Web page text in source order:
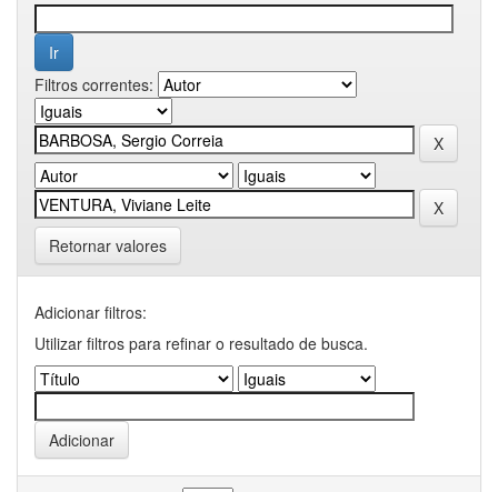
Filtros correntes:
Retornar valores
Adicionar filtros:
Utilizar filtros para refinar o resultado de busca.